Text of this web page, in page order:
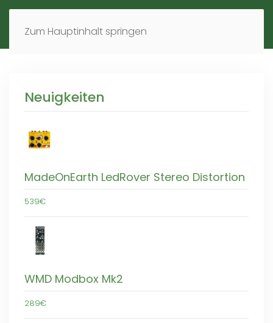
Zum Hauptinhalt springen
EN
Neuigkeiten
MadeOnEarth LedRover Stereo Distortion
539€
WMD Modbox Mk2
289€